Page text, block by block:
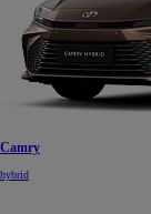
Camry
hybrid